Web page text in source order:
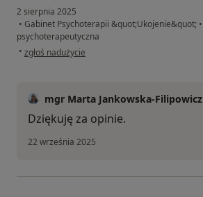
2 sierpnia 2025
• Gabinet Psychoterapii &quot;Ukojenie&quot; •
psychoterapeutyczna
• w opinii użytkownika Łukasz
zgłoś nadużycie
mgr Marta Jankowska-Filipowicz
Dziękuję za opinie.
22 września 2025